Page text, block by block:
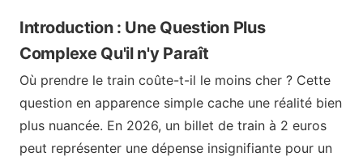
Introduction : Une Question Plus
Complexe Qu'il n'y Paraît
Où prendre le train coûte-t-il le moins cher ? Cette
question en apparence simple cache une réalité bien
plus nuancée. En 2026, un billet de train à 2 euros
peut représenter une dépense insignifiante pour un